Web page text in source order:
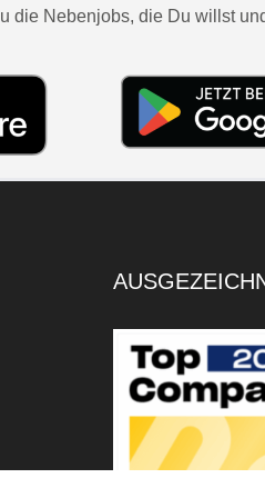
die Nebenjobs, die Du willst